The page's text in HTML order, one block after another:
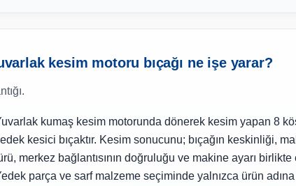
kesim motoru bıçağı ne işe yarar?
kumaş kesim motorunda dönerek kesim yapan 8
kesici bıçaktır. Kesim sonucunu; bıçağın keskinliği,
merkez bağlantısının doğruluğu ve makine ayarı birlikte
parça ve sarf malzeme seçiminde yalnızca ürün adına